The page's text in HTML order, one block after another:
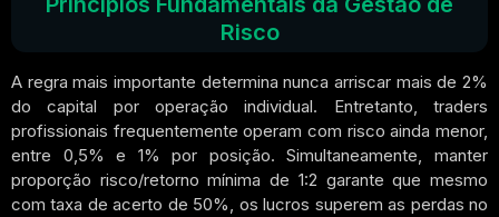
Risco
A regra mais importante determina nunca arriscar mais de 2%
do capital por operação individual. Entretanto, traders
profissionais frequentemente operam com risco ainda menor,
entre 0,5% e 1% por posição. Simultaneamente, manter
proporção risco/retorno mínima de 1:2 garante que mesmo
com taxa de acerto de 50%, os lucros superem as perdas no